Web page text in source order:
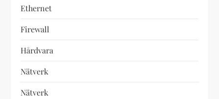
Ethernet
Firewall
Hårdvara
Nätverk
Nätverk